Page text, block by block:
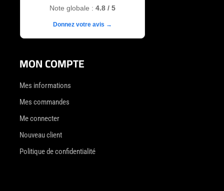
Note globale : 4.8 / 5
Donnez votre avis →
MON COMPTE
Mes informations
Mes commandes
Me connecter
Nouveau client
Politique de confidentialité